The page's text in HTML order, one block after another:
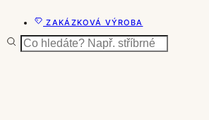
ZAKÁZKOVÁ VÝROBA